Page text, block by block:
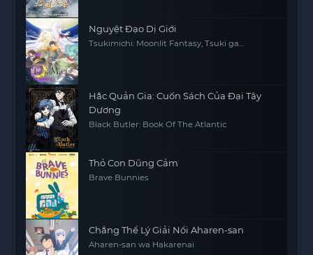
Nguyệt Đạo Dị Giới
Tsukimichi: Moonlit Fantasy, Tsuki ga
Hắc Quản Gia: Cuốn Sách Của Đại Tây
Dương
Black Butler: Book Of The Atlantic
Thỏ Con Dũng Cảm
Brave Bunnies
Chẳng Thể Lý Giải Nổi Aharen-san
Aharen-san wa Hakarenai